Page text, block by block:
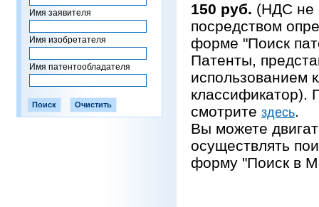
Имя заявителя
Имя изобретателя
Имя патентообладателя
150 руб. (НДС не
посредством
форме "Поиск
Патенты,
использованием
классификатор).
смотрите здесь.
Вы можете
осуществлять
форму "Поиск в